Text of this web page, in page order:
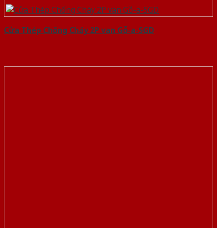
Cửa Thép Chống Cháy 2P van Gỗ-a-SGD